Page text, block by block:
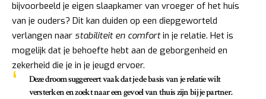
bijvoorbeeld je eigen slaapkamer van vroeger of het huis
van je ouders? Dit kan duiden op een diepgeworteld
verlangen naar stabiliteit en comfortin je relatie. Het is
mogelijk dat je behoefte hebt aan de geborgenheid en
zekerheid die je in je jeugd ervoer.
Deze droom suggereert vaak dat je de basis van je relatie wilt
versterken en zoekt naar een gevoel van thuis zijn bij je partner.